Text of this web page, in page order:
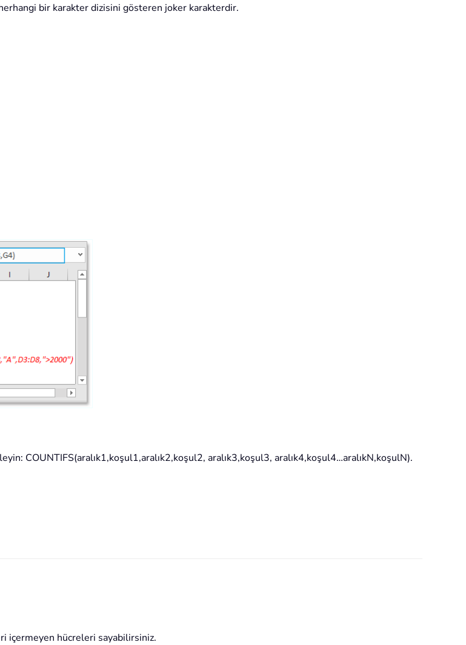
bir karakter dizisini gösteren joker karakterdir.
COUNTIFS(aralık1,koşul1,aralık2,koşul2, aralık3,koşul3, aralık4,koşul4…aralıkN,koşulN).
içermeyen hücreleri sayabilirsiniz.